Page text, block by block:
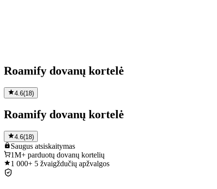
Roamify dovanų kortelė
4.6(18)
Roamify dovanų kortelė
4.6(18)
Saugus atsiskaitymas
1M+ parduotų dovanų kortelių
1 000+ 5 žvaigždučių apžvalgos